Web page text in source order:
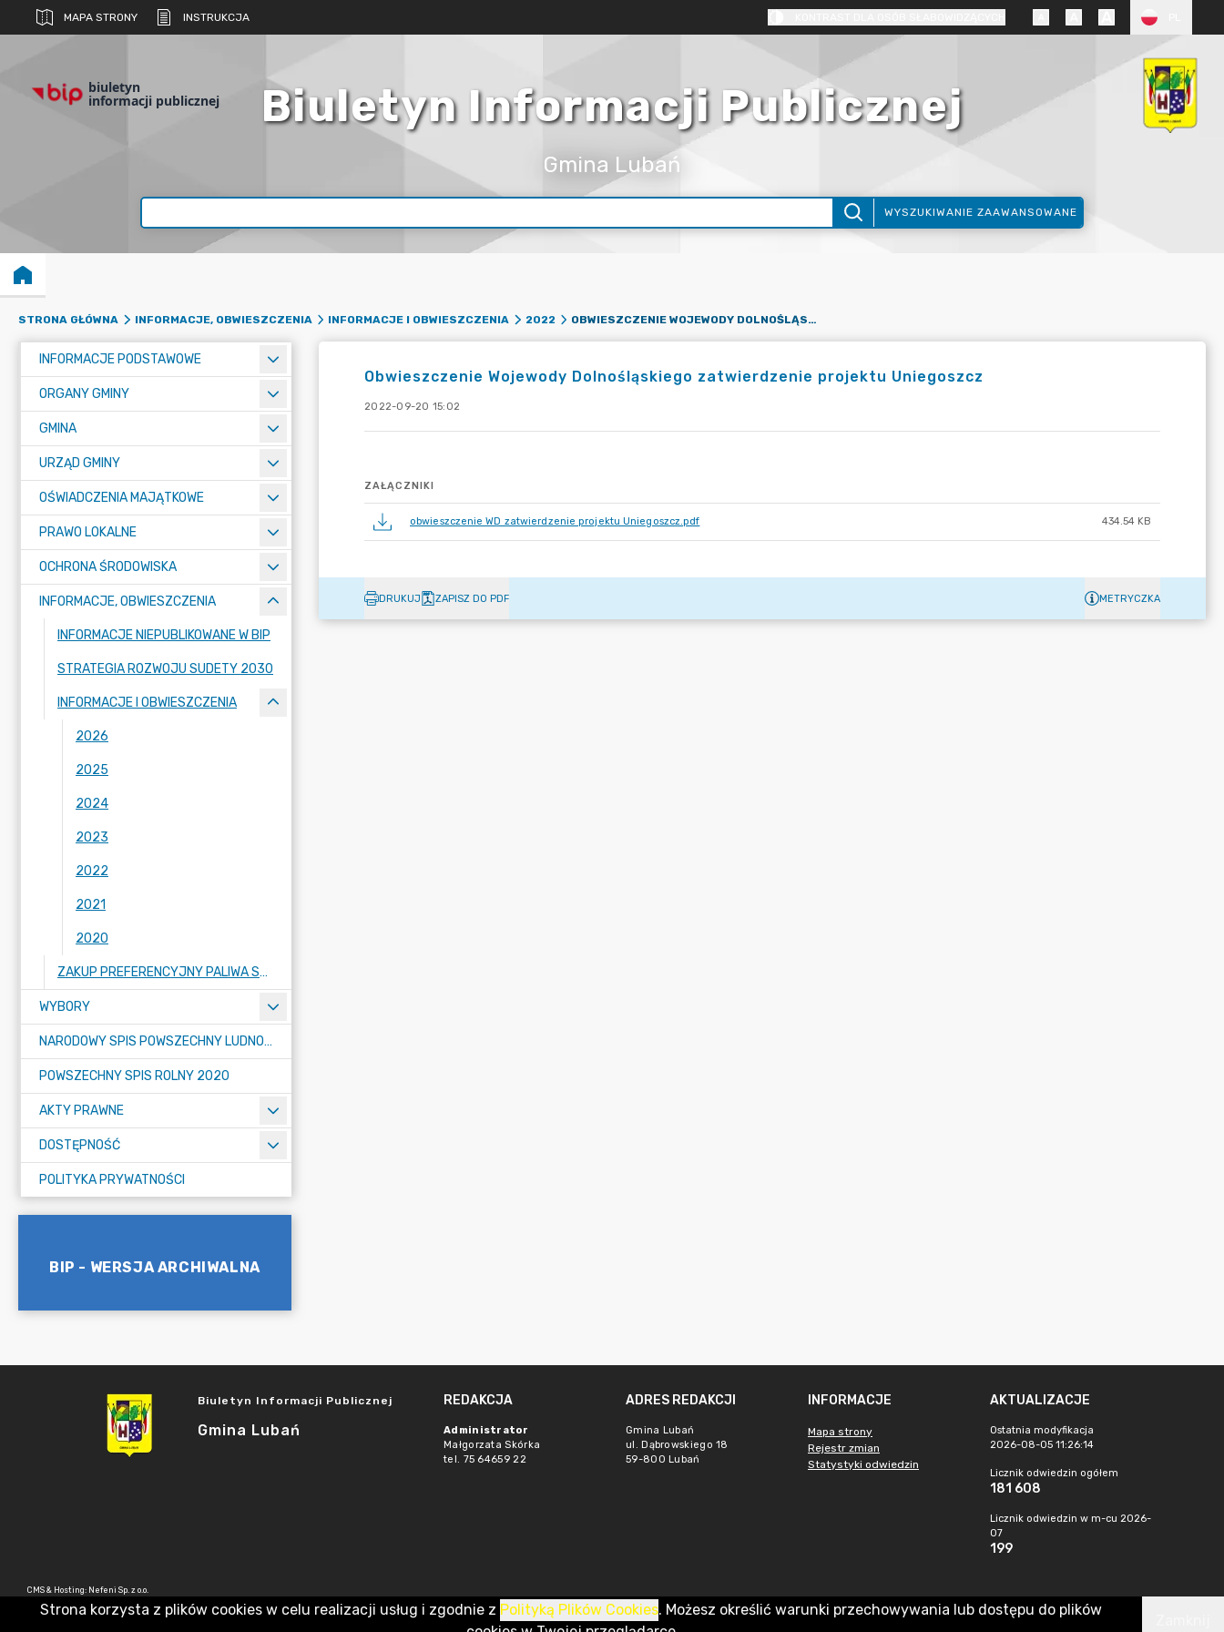
MAPA STRONY INSTRUKCJA
biuletyn
informacji publicznej Biuletyn Informacji Publicznej
Gmina Lubań
WYSZUKIWANIE ZAAWANSOWANE
STRONA GŁÓWNA INFORMACJE, OBWIESZCZENIA INFORMACJE I OBWIESZCZENIA 2022 OBWIESZCZENIE WOJEWODY DOLNOŚLĄSKIEGO ZATWIERDZENIE PROJEKTU UNIEGOSZCZ
INFORMACJE PODSTAWOWE
ORGANY GMINY
GMINA
URZĄD GMINY
OŚWIADCZENIA MAJĄTKOWE
PRAWO LOKALNE
OCHRONA ŚRODOWISKA
INFORMACJE, OBWIESZCZENIA
INFORMACJE NIEPUBLIKOWANE W BIP
STRATEGIA ROZWOJU SUDETY 2030
INFORMACJE I OBWIESZCZENIA
2026
2025
2024
2023
2022
2021
2020
ZAKUP PREFERENCYJNY PALIWA STAŁEGO DLA GOSPODARSTW DOMOWYCH
WYBORY
NARODOWY SPIS POWSZECHNY LUDNOŚCI I MIESZKAŃ W 2021
POWSZECHNY SPIS ROLNY 2020
AKTY PRAWNE
DOSTĘPNOŚĆ
POLITYKA PRYWATNOŚCI
BIP - WERSJA ARCHIWALNA
Obwieszczenie Wojewody Dolnośląskiego zatwierdzenie projektu Uniegoszcz
2022-09-20 15:02
ZAŁĄCZNIKI
obwieszczenie WD zatwierdzenie projektu Uniegoszcz.pdf 434.54 KB
DRUKUJ ZAPISZ DO PDF METRYCZKA
Biuletyn Informacji Publicznej
Gmina Lubań
REDAKCJA
Administrator
Małgorzata Skórka
tel. 75 64659 22
ADRES REDAKCJI
Gmina Lubań
ul. Dąbrowskiego 18
59-800 Lubań
INFORMACJE
Mapa strony
Rejestr zmian
Statystyki odwiedzin
AKTUALIZACJE
Ostatnia modyfikacja
2026-08-05 11:26:14
Licznik odwiedzin ogółem
181 608
Licznik odwiedzin w m-cu 2026-
07
199
CMS & Hosting: Nefeni Sp. z o.o.
Strona korzysta z plików cookies w celu realizacji usług i zgodnie z Polityką Plików Cookies. Możesz określić warunki przechowywania lub dostępu do plików